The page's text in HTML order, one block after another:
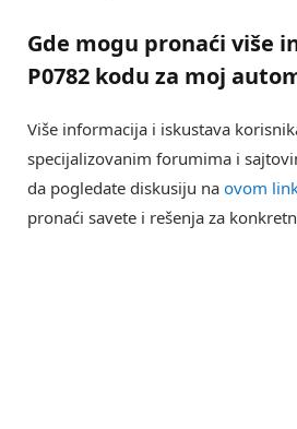
Gde mogu pronaći više
P0782 kodu za moj
Više informacija i iskustava
specijalizovanim forumima i
da pogledate diskusiju na ovom
pronaći savete i rešenja za